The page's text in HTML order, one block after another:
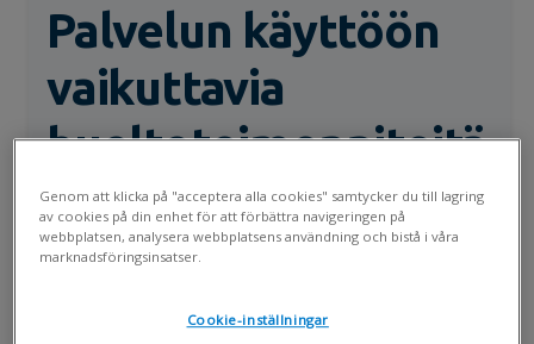
Palvelun käyttöön
vaikuttavia
huoltotoimenpiteitä
/ Maintenance work
happening 7.11 at
00:00 - 8.11 at 1:00
Genom att klicka på "acceptera alla cookies" samtycker du till lagring
av cookies på din enhet för att förbättra navigeringen på
webbplatsen, analysera webbplatsens användning och bistå i våra
marknadsföringsinsatser.
Cookie-inställningar